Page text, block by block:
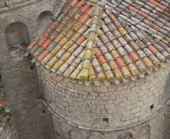
ACCUEIL
NOS DIFFERENTES
PRESTATIONS
NOS
Actualité